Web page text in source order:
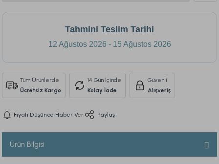
Tahmini Teslim Tarihi
12 Ağustos 2026 - 15 Ağustos 2026
Tüm Ürünlerde
Ücretsiz Kargo
14 Gün İçinde
Kolay İade
Güvenli
Alışveriş
Fiyatı Düşünce Haber Ver Paylaş
Ürün Bilgisi